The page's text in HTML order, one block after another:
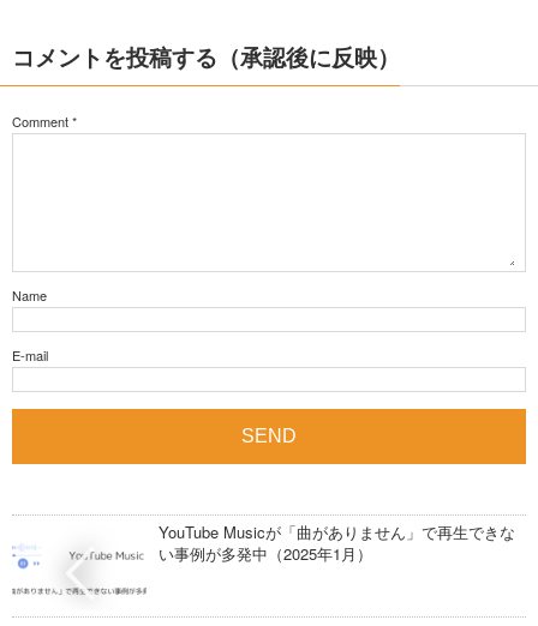
コメントを投稿する（承認後に反映）
Comment*
Name
E-mail
YouTube Musicが「曲がありません」で再生できな
い事例が多発中（2025年1月）